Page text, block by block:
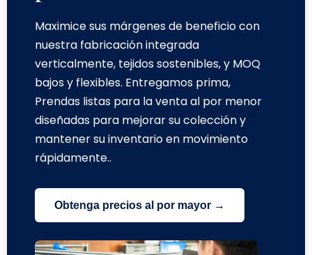
Maximice sus márgenes de beneficio con
nuestra fabricación integrada
verticalmente, tejidos sostenibles, y MOQ
bajos y flexibles. Entregamos prima,
Prendas listas para la venta al por menor
diseñadas para mejorar su colección y
mantener su inventario en movimiento
rápidamente..
Obtenga precios al por mayor →